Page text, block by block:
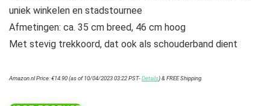
uniek winkelen en stadstournee
Afmetingen: ca. 35 cm breed, 46 cm hoog
Met stevig trekkoord, dat ook als schouderband dient
Amazon.nl Price:€14.90(as of 10/04/2023 03:22 PST-Details)&FREE Shipping